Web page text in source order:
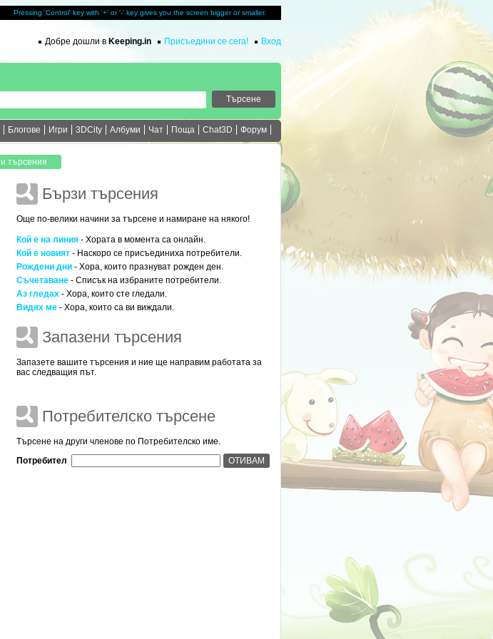
Pressing 'Control' key with '+' or '-' key gives you the screen bigger or smaller.
Добре дошли в Keeping.in Присъедини се сега! Вход
Блогове Игри 3DCity Албуми Чат Поща Chat3D
Форум
Бързи търсения
Още по-велики начини за търсене и намиране на някого!
Кой е на линия - Хората в момента са онлайн.
Кой е новият - Наскоро се присъединиха потребители.
Рождени дни - Хора, които празнуват рожден ден.
Съчетаване - Списък на избраните потребители.
Аз гледах - Хора, които сте гледали.
Видях ме - Хора, които са ви виждали.
Запазени търсения
Запазете вашите търсения и ние ще направим работата за
вас следващия път.
Потребителско търсене
Търсене на други членове по Потребителско име.
Потребител